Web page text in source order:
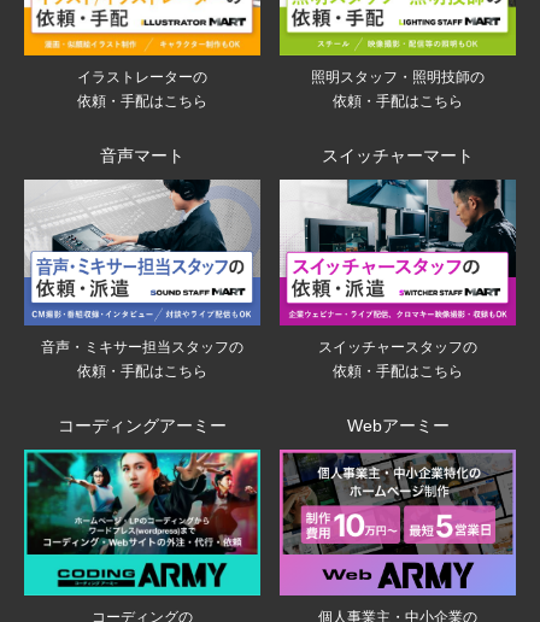
イラストレーターの
依頼・手配はこちら
照明スタッフ・照明技師の
依頼・手配はこちら
音声マート
音声・ミキサー担当スタッフの
依頼・手配はこちら
スイッチャーマート
スイッチャースタッフの
依頼・手配はこちら
コーディングアーミー
コーディングの
Webアーミー
個人事業主・中小企業の